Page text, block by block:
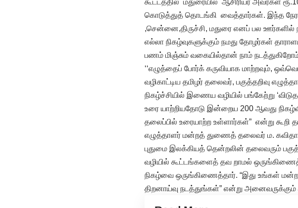
கூட்டத்தில் மதுரையில் ஆசிரியர் அவர்கள்
கொடுத்துத் தொடங்கி வைத்தார்கள். இந்த
,சென்னை,திருச்சி, மதுரை எனப் பல ஊர்களில்
எல்லா நிகழ்வுகளுக்கும் நமது தோழர்கள்
பணம் மிஞ்சும் வகையில்தான் நாம் நடத்துகிறோம்
‘‘எழுத்தைப் போர்க் கருவியாக மாற்றவும்,
வழிகாட்டிய தமிழர் தலைவர், பகுத்தறிவு
நிகழ்ச்சியில் இணைய வழியில் பங்கேற்று
உரை யாற்றியதோடு இன்றைய 200 ஆவது
தலைப்பில் உரையாற்ற உள்ளார்கள்” என்று கூறி
எழுத்தாளர் மன்றத் துணைத் தலைவர் ம. கவிதா
புதுமை இலக்கியத் தென்றலின் தலைவரும்
வழியில் கூட்டங்களைத் தவ றாமல்
நிகழ்வை ஒருங்கிணைத்தார். “இது உங்கள்
திறனாய்வு நடத்துங்கள்” என்று அனைவருக்கும்